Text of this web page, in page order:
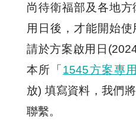
尚待衛福部及各地
用日後，才能開始使
請於方案啟用日
本所「 1545方案專
放) 填寫資料，我們
聯繫。